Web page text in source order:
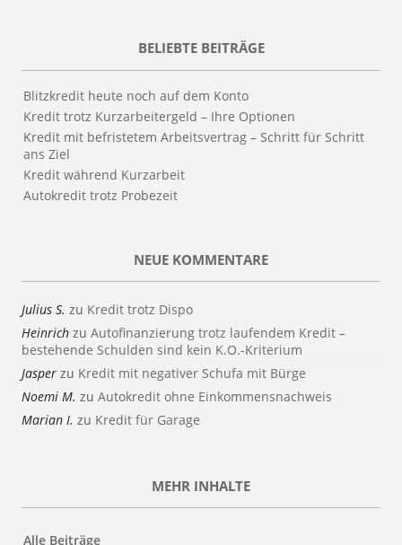
BELIEBTE BEITRÄGE
Blitzkredit heute noch auf dem Konto
Kredit trotz Kurzarbeitergeld – Ihre Optionen
Kredit mit befristetem Arbeitsvertrag – Schritt für Schritt
ans Ziel
Kredit während Kurzarbeit
Autokredit trotz Probezeit
NEUE KOMMENTARE
Julius S. zu Kredit trotz Dispo
Heinrich zu Autofinanzierung trotz laufendem Kredit –
bestehende Schulden sind kein K.O.-Kriterium
Jasper zu Kredit mit negativer Schufa mit Bürge
Noemi M. zu Autokredit ohne Einkommensnachweis
Marian I. zu Kredit für Garage
MEHR INHALTE
Alle Beiträge